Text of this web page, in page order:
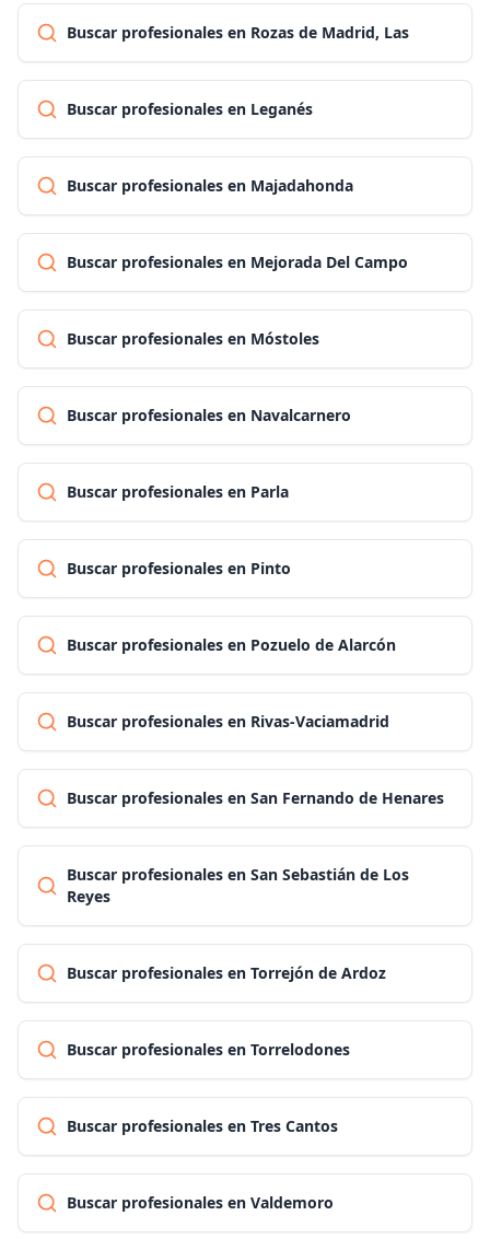
Buscar profesionales en Rozas de Madrid, Las
Buscar profesionales en Leganés
Buscar profesionales en Majadahonda
Buscar profesionales en Mejorada Del Campo
Buscar profesionales en Móstoles
Buscar profesionales en Navalcarnero
Buscar profesionales en Parla
Buscar profesionales en Pinto
Buscar profesionales en Pozuelo de Alarcón
Buscar profesionales en Rivas-Vaciamadrid
Buscar profesionales en San Fernando de Henares
Buscar profesionales en San Sebastián de Los
Reyes
Buscar profesionales en Torrejón de Ardoz
Buscar profesionales en Torrelodones
Buscar profesionales en Tres Cantos
Buscar profesionales en Valdemoro